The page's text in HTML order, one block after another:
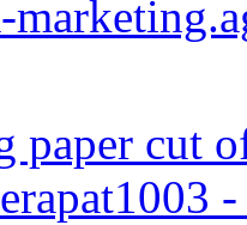
paper cut